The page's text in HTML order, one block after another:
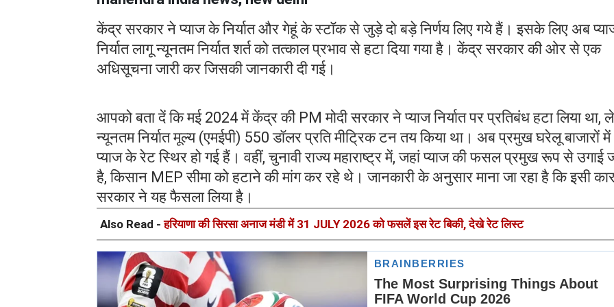
केंद्र सरकार ने प्याज के निर्यात और गेहूं के स्टॉक से जुड़े दो बड़े निर्णय लिए गये हैं। इसके लिए अब
निर्यात लागू न्यूनतम निर्यात शर्त को तत्काल प्रभाव से हटा दिया गया है। केंद्र सरकार की ओर से एक
अधिसूचना जारी कर जिसकी जानकारी दी गई।
आपको बता दें कि मई 2024 में केंद्र की PM मोदी सरकार ने प्याज निर्यात पर प्रतिबंध हटा लिया था,
न्यूनतम निर्यात मूल्य (एमईपी) 550 डॉलर प्रति मीट्रिक टन तय किया था। अब प्रमुख घरेलू बाजारों में
प्याज के रेट स्थिर हो गई हैं। वहीं, चुनावी राज्य महाराष्ट्र में, जहां प्याज की फसल प्रमुख रूप से उगाई
है, किसान MEP सीमा को हटाने की मांग कर रहे थे। जानकारी के अनुसार माना जा रहा है कि इसी
सरकार ने यह फैसला लिया है।
Also Read -हरियाणा की सिरसा अनाज मंडी में 31 JULY 2026 को फसलें इस रेट बिकी, देखे रेट लिस्ट